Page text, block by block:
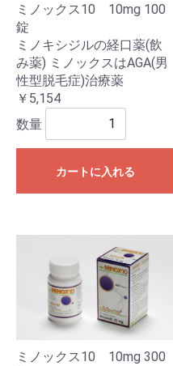
ミノックス10 10mg 100
錠
ミノキシジルの経口薬(飲
み薬) ミノックスはAGA(男
性型脱毛症)治療薬
￥5,154
数量
カートに入れる
ミノックス10 10mg 300